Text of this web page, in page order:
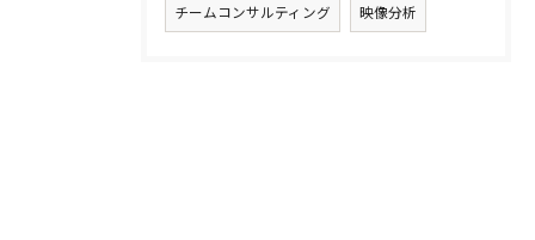
チームコンサルティング 映像分析